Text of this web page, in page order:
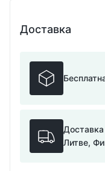
Доставка
Литве,